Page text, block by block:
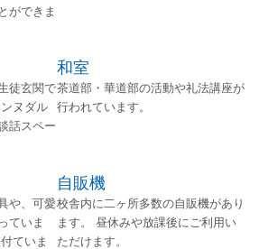
ができま
徒玄関で
ヌダル
話スペー
和室
茶道部・華道部の活動や礼法講座が
行われています。
や、可愛
ていま
ていま
自販機
校舎内に二ヶ所多数の自販機があり
ます。 昼休みや放課後にご利用い
ただけます。